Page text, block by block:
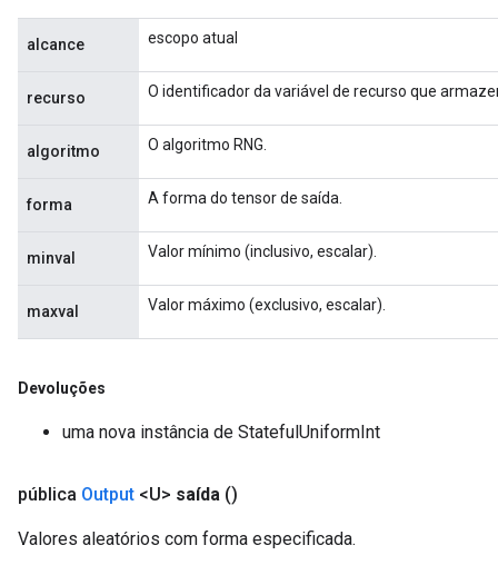
alcance escopo atual
recurso O identificador da variável de recurso que
algoritmo O algoritmo RNG.
forma A forma do tensor de saída.
minval Valor mínimo (inclusivo, escalar).
maxval Valor máximo (exclusivo, escalar).
Devoluções
uma nova instância de StatefulUniformInt
pública Output <U> saída ()
Valores aleatórios com forma especificada.